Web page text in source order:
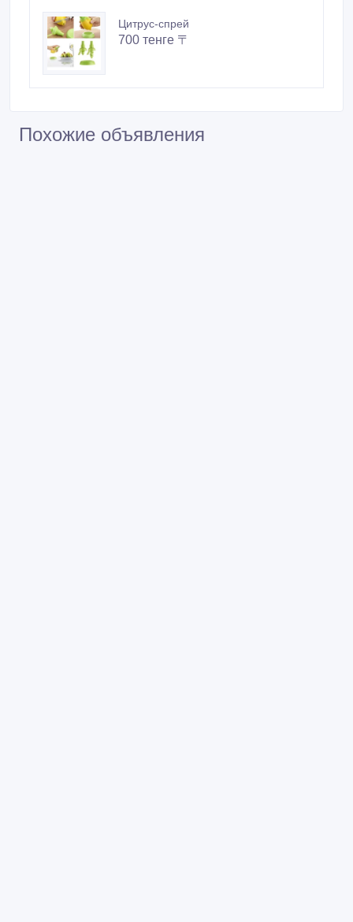
Цитрус-спрей
700 тенге 〒
Похожие объявления